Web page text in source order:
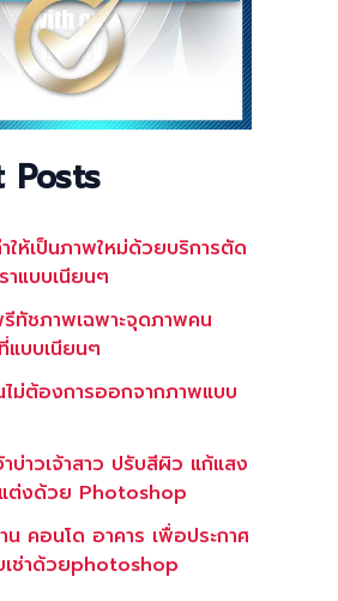
Posts
ให้เป็นภาพใหม่ด้วยบริการตัด
แบบเนียนๆ
ทัชภาพเฉพาะจุดภาพคน
แบบเนียนๆ
ม่ต้องการออกจากภาพแบบ
บ่าวเจ้าสาว ปรับสีผิว แก้แสง
ต่งด้วย Photoshop
คอนโด อาคาร เพื่อประกาศ
เช่าด้วยphotoshop